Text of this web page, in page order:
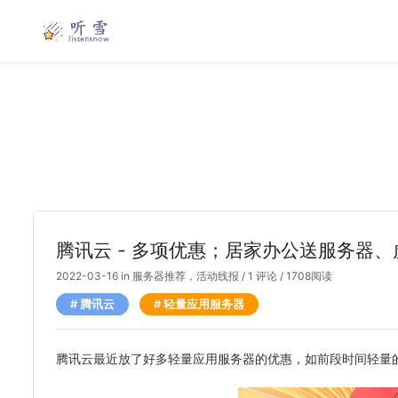
腾讯云 - 多项优惠；居家办公送服务器
2022-03-16 in 服务器推荐 ， 活动线报 / 1 评论 / 1708阅读
腾讯云 轻量应用服务器
腾讯云最近放了好多轻量应用服务器的优惠，如前段时间轻